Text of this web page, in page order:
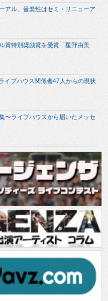
アル、音楽性はセミ・リニューア
賞特別奨励賞を受賞「星野由美
イブハウス関係者47人からの現状
〜ライブハウスから届いたメッセ